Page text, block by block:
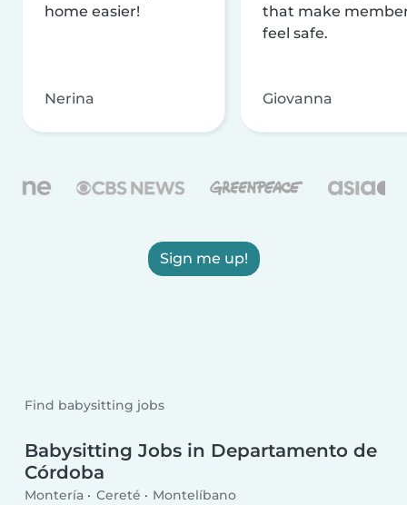
home easier!
Nerina
that make
feel safe.
Giovanna
Sign me up!
Find babysitting jobs
Babysitting Jobs in Departamento de
Córdoba
Montería Cereté Montelíbano